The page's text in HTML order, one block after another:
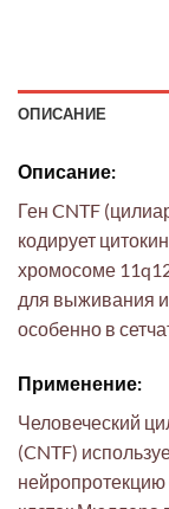
ОПИСАНИЕ
Описание:
Ген CNTF
кодирует
хромосоме
для выживания
особенно в
Применение:
Человеческий
(CNTF)